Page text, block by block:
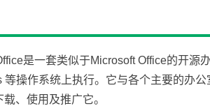
是一套类似于Microsoft Office的开源
操作系统上执行。它与各个主要的办公
、使用及推广它。